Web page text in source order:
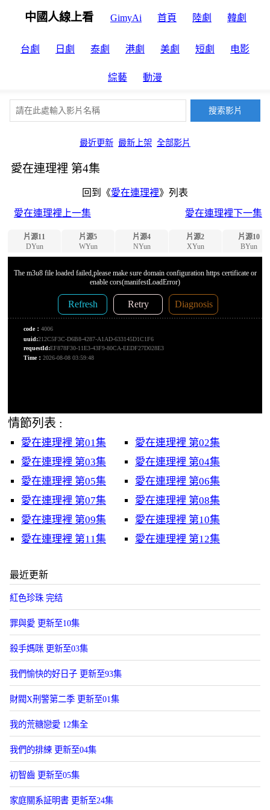
中國人線上看 GimyAi 首頁 陸劇 韓劇
台劇 日劇 泰劇 港劇 美劇 短劇 电影
綜藝 動漫
最近更新 最新上架 全部影片
愛在連理裡 第4集
回到《愛在連理裡》列表
愛在連理裡上一集
愛在連理裡下一集
片源11
DYun
片源5
WYun
片源4
NYun
片源2
XYun
片源10
BYun
情節列表 :
愛在連理裡 第01集
愛在連理裡 第02集
愛在連理裡 第03集
愛在連理裡 第04集
愛在連理裡 第05集
愛在連理裡 第06集
愛在連理裡 第07集
愛在連理裡 第08集
愛在連理裡 第09集
愛在連理裡 第10集
愛在連理裡 第11集
愛在連理裡 第12集
最近更新
紅色珍珠 完结
罪與愛 更新至10集
殺手媽咪 更新至03集
我們愉快的好日子 更新至93集
財閥X刑警第二季 更新至01集
我的荒糖戀愛 12集全
我們的排練 更新至04集
初智齒 更新至05集
家庭關系証明書 更新至24集